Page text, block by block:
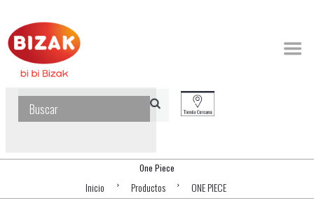
One Piece
Inicio Productos ONE PIECE